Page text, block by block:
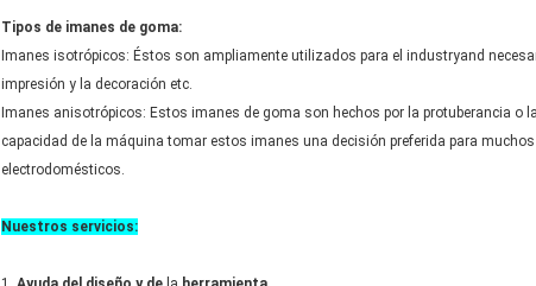
Tipos de imanes de goma:
Imanes isotrópicos: Éstos son ampliamente utilizados para el industryand
impresión y la decoración etc.
Imanes anisotrópicos: Estos imanes de goma son hechos por la protuberancia o
capacidad de la máquina tomar estos imanes una decisión preferida para
electrodomésticos.
Nuestros servicios: